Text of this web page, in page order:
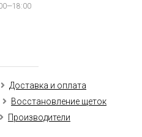
Доставка и оплата
Восстановление щеток
Производители